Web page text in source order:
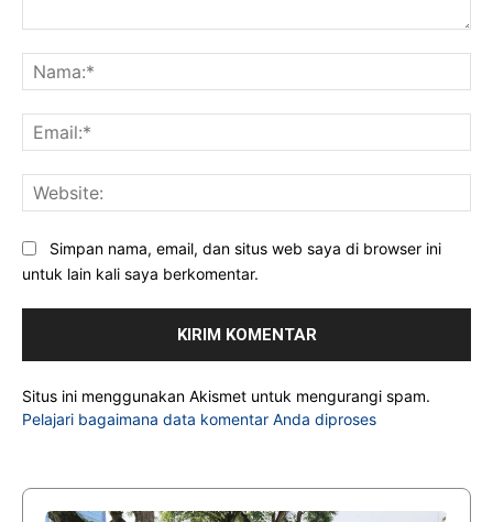
Simpan nama, email, dan situs web saya di browser ini
untuk lain kali saya berkomentar.
Situs ini menggunakan Akismet untuk mengurangi spam.
Pelajari bagaimana data komentar Anda diproses